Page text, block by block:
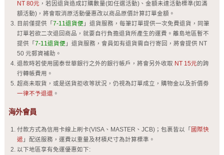
NT 80元 ，若因退貨造成訂購數量(如任選活動)、金額未達活動標準(如滿
額活動)，將會取消原活動優惠改以商品原價計算訂單金額。
目前僅提供「 7-11退貨便 」退貨服務，每筆訂單提供一次免費退貨，同筆
訂單若欲二次退回商品，就要自行負擔退貨所產生的運費。離島地區暫不
提供「 7-11退貨便 」退貨服務，會員如有退貨需自行寄回，將會提供 NT
50 元郵資補助。
退款時若使用國泰世華銀行之外的銀行帳戶，將會另外收取 NT 15元的跨
行轉帳費用。
超商未取貨，或是送貨拒收等狀況，仍視為訂單成立，購物金以及折價劵
一律不予退還 。
海外會員
付款方式為信用卡線上刷卡(VISA、MASTER、JCB)；包裹皆以「 國際快
遞 」配送服務，運費以重量及材積尺寸為計算標準。
以下地區享有免運優惠如下: